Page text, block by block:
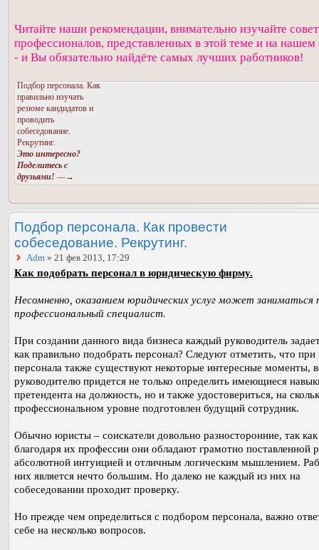
Читайте наши рекомендации, внимательно изучайте
профессионалов, представленных в этой теме и на
- и Вы обязательно найдёте самых лучших работников!
Подбор персонала. Как
правильно изучать
резюме кандидатов и
проводить
собеседование.
Рекрутинг.
Это интересно?
Поделитесь с
друзьями! —→
Подбор персонала. Как провести
собеседование. Рекрутинг.
Adm » 21 фев 2013, 17:29
Как подобрать персонал в юридическую фирму.
Несомненно, оказанием юридических услуг может заниматься
профессиональный специалист.
При создании данного вида бизнеса каждый руководитель
как правильно подобрать персонал? Следуют отметить, что при
персонала также существуют некоторые интересные моменты,
руководителю придется не только определить имеющиеся
претендента на должность, но и также удостовериться, на
профессиональном уровне подготовлен будущий сотрудник.
Обычно юристы – соискатели довольно разносторонние, так как
благодаря их профессии они обладают грамотно поставленной
абсолютной интуицией и отличным логическим мышлением.
них является нечто большим. Но далеко не каждый из них на
собеседовании проходит проверку.
Но прежде чем определиться с подбором персонала, важно
себе на несколько вопросов.